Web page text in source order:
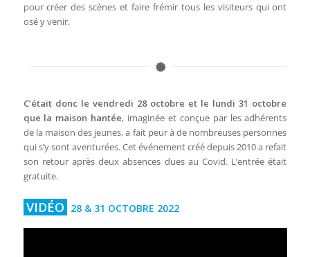
pour créer des scènes et faire frémir tous les visiteurs qui ont
osé y venir.
C’était donc le vendredi 28 octobre et le lundi 31 octobre
que la maison hantée, imaginée et conçue par les adhérents
de la maison des jeunes, a fait peur à de nombreuses personnes
qui s’y sont aventurées. Cet événement créé depuis 2010 a refait
son retour après deux absences dues au Covid. L’entrée était
gratuite.
VIDÉO 28 & 31 OCTOBRE 2022